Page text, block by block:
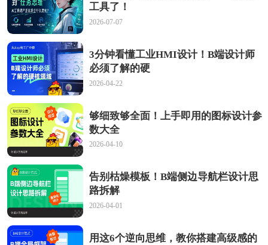
工具了！
2026-07-07
3分钟看懂工业HMI设计！B端设计师
必须了解的硬
2026-04-22
够细致够全面！上手即用的图标设计参
数大全
2026-04-10
告别枯燥模板！B端侧边导航栏设计思
路拆解
2026-04-01
用这6个逆向思维，教你搭建高级感的